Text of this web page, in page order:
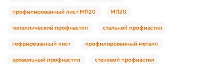
профилированный лист МП20 МП20
металлический профнастил стальной профнастил
гофрированный лист профилированный металл
кровельный профнастил стеновой профнастил